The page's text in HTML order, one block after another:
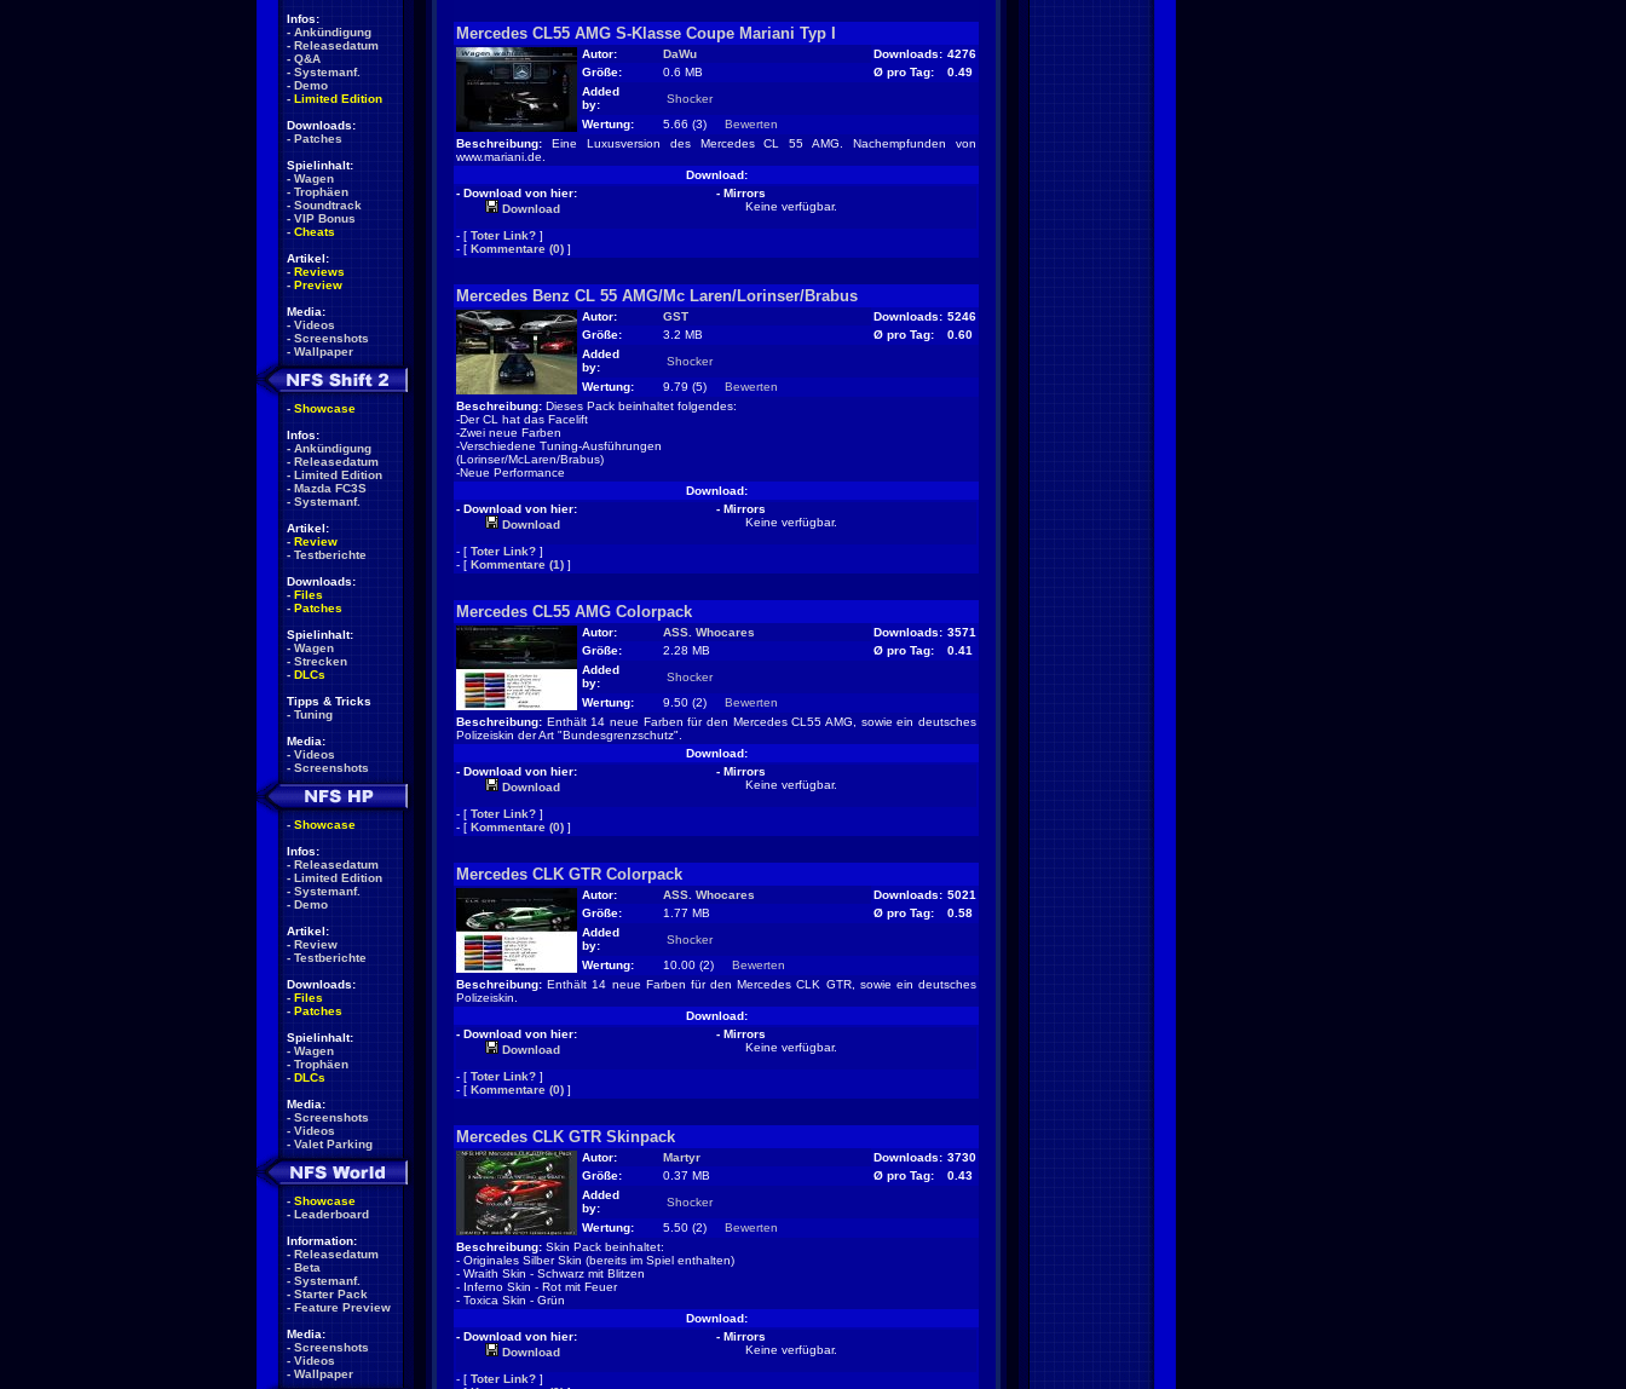
Infos:
- Ankündigung
- Releasedatum
- Q&A
- Systemanf.
- Demo
- Limited Edition
Downloads:
- Patches
Spielinhalt:
- Wagen
- Trophäen
- Soundtrack
- VIP Bonus
- Cheats
Artikel:
- Reviews
- Preview
Media:
- Videos
- Screenshots
- Wallpaper
- Showcase
Infos:
- Ankündigung
- Releasedatum
- Limited Edition
- Mazda FC3S
- Systemanf.
Artikel:
- Review
- Testberichte
Downloads:
- Files
- Patches
Spielinhalt:
- Wagen
- Strecken
- DLCs
Tipps & Tricks
- Tuning
Media:
- Videos
- Screenshots
- Showcase
Infos:
- Releasedatum
- Limited Edition
- Systemanf.
- Demo
Artikel:
- Review
- Testberichte
Downloads:
- Files
- Patches
Spielinhalt:
- Wagen
- Trophäen
- DLCs
Media:
- Screenshots
- Videos
- Valet Parking
- Showcase
- Leaderboard
Information:
- Releasedatum
- Beta
- Systemanf.
- Starter Pack
- Feature Preview
Media:
- Screenshots
- Videos
- Wallpaper
Mercedes CL55 AMG S-Klasse Coupe Mariani Typ I
Autor: DaWu Downloads: 4276
Größe:
0.6 MB Ø pro Tag:
0.49
Added
by:
Shocker
Wertung:
5.66 (3) Bewerten
Beschreibung: Eine Luxusversion des Mercedes CL 55 AMG. Nachempfunden von
www.mariani.de.
Download:
- Download von hier:
Download
- Mirrors
Keine verfügbar.
- [ Toter Link? ]
- [ Kommentare (0) ]
Mercedes Benz CL 55 AMG/Mc Laren/Lorinser/Brabus
Autor: GST Downloads: 5246
Größe:
3.2 MB Ø pro Tag:
0.60
Added
by:
Shocker
Wertung:
9.79 (5) Bewerten
Beschreibung: Dieses Pack beinhaltet folgendes:
-Der CL hat das Facelift
-Zwei neue Farben
-Verschiedene Tuning-Ausführungen
(Lorinser/McLaren/Brabus)
-Neue Performance
Download:
- Download von hier:
Download
- Mirrors
Keine verfügbar.
- [ Toter Link? ]
- [ Kommentare (1) ]
Mercedes CL55 AMG Colorpack
Autor: ASS. Whocares Downloads: 3571
Größe:
2.28 MB Ø pro Tag:
0.41
Added
by:
Shocker
Wertung:
9.50 (2) Bewerten
Beschreibung: Enthält 14 neue Farben für den Mercedes CL55 AMG, sowie ein deutsches
Polizeiskin der Art "Bundesgrenzschutz".
Download:
- Download von hier:
Download
- Mirrors
Keine verfügbar.
- [ Toter Link? ]
- [ Kommentare (0) ]
Mercedes CLK GTR Colorpack
Autor: ASS. Whocares Downloads: 5021
Größe:
1.77 MB Ø pro Tag:
0.58
Added
by:
Shocker
Wertung:
10.00 (2) Bewerten
Beschreibung: Enthält 14 neue Farben für den Mercedes CLK GTR, sowie ein deutsches
Polizeiskin.
Download:
- Download von hier:
Download
- Mirrors
Keine verfügbar.
- [ Toter Link? ]
- [ Kommentare (0) ]
Mercedes CLK GTR Skinpack
Autor: Martyr Downloads: 3730
Größe:
0.37 MB Ø pro Tag:
0.43
Added
by:
Shocker
Wertung:
5.50 (2) Bewerten
Beschreibung: Skin Pack beinhaltet:
- Originales Silber Skin (bereits im Spiel enthalten)
- Wraith Skin - Schwarz mit Blitzen
- Inferno Skin - Rot mit Feuer
- Toxica Skin - Grün
Download:
- Download von hier:
Download
- Mirrors
Keine verfügbar.
- [ Toter Link? ]